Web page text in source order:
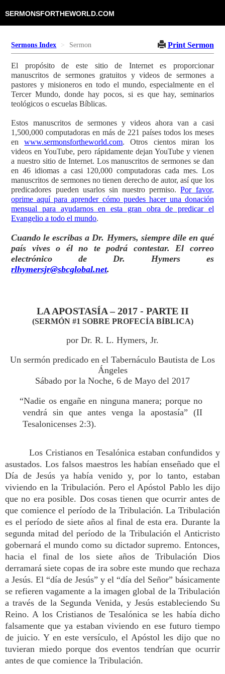
SERMONSFORTHEWORLD.COM
Sermons Index Sermon Print Sermon
El propósito de este sitio de Internet es proporcionar
manuscritos de sermones gratuitos y videos de sermones a
pastores y misioneros en todo el mundo, especialmente en el
Tercer Mundo, donde hay pocos, si es que hay, seminarios
teológicos o escuelas Bíblicas.
Estos manuscritos de sermones y videos ahora van a casi
1,500,000 computadoras en más de 221 países todos los meses
enwww.sermonsfortheworld.com. Otros cientos miran los
videos en YouTube, pero rápidamente dejan YouTube y vienen
a nuestro sitio de Internet. Los manuscritos de sermones se dan
en 46 idiomas a casi 120,000 computadoras cada mes. Los
manuscritos de sermones no tienen derecho de autor, así que los
predicadores pueden usarlos sin nuestro permiso.Por favor,
oprime aquí para aprender cómo puedes hacer una donación
mensual para ayudarnos en esta gran obra de predicar el
Evangelio a todo el mundo.
Cuando le escribas a Dr. Hymers, siempre dile en qué
país vives o él no te podrá contestar. El correo
electrónico de Dr. Hymers es
rlhymersjr@sbcglobal.net.
LA APOSTASÍA – 2017 - PARTE II
(SERMÓN #1 SOBRE PROFECÍA BÍBLICA)
por Dr. R. L. Hymers, Jr.
Un sermón predicado en el Tabernáculo Bautista de Los
Ángeles
Sábado por la Noche, 6 de Mayo del 2017
“Nadie os engañe en ninguna manera; porque no
vendrá sin que antes venga la apostasía” (II
Tesalonicenses 2:3).
Los Cristianos en Tesalónica estaban confundidos y
asustados. Los falsos maestros les habían enseñado que el
Día de Jesús ya había venido y, por lo tanto, estaban
viviendo en la Tribulación. Pero el Apóstol Pablo les dijo
que no era posible. Dos cosas tienen que ocurrir antes de
que comience el período de la Tribulación. La Tribulación
es el período de siete años al final de esta era. Durante la
segunda mitad del período de la Tribulación el Anticristo
gobernará el mundo como su dictador supremo. Entonces,
hacia el final de los siete años de Tribulación Dios
derramará siete copas de ira sobre este mundo que rechaza
a Jesús. El “día de Jesús” y el “día del Señor” básicamente
se refieren vagamente a la imagen global de la Tribulación
a través de la Segunda Venida, y Jesús estableciendo Su
Reino. A los Cristianos de Tesalónica se les había dicho
falsamente que ya estaban viviendo en ese futuro tiempo
de juicio. Y en este versículo, el Apóstol les dijo que no
tuvieran miedo porque dos eventos tendrían que ocurrir
antes de que comience la Tribulación.